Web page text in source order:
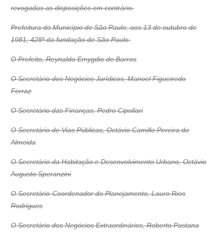
revogadas as disposições em contrário.
Prefeitura do Município de São Paulo, aos 13 de outubro de
1981, 428º da fundação de São Paulo.
O Prefeito, Reynaldo Emygdio de Barros
O Secretário dos Negócios Jurídicos, Manoel Figueiredo
Ferraz
O Secretário das Finanças, Pedro Cipollari
O Secretário de Vias Públicas, Octávio Camillo Pereira de
Almeida
O Secretário da Habitação e Desenvolvimento Urbano, Octávio
Augusto Speranzini
O Secretário-Coordenador do Planejamento, Lauro Rios
Rodrigues
O Secretário dos Negócios Extraordinários, Roberto Pastana